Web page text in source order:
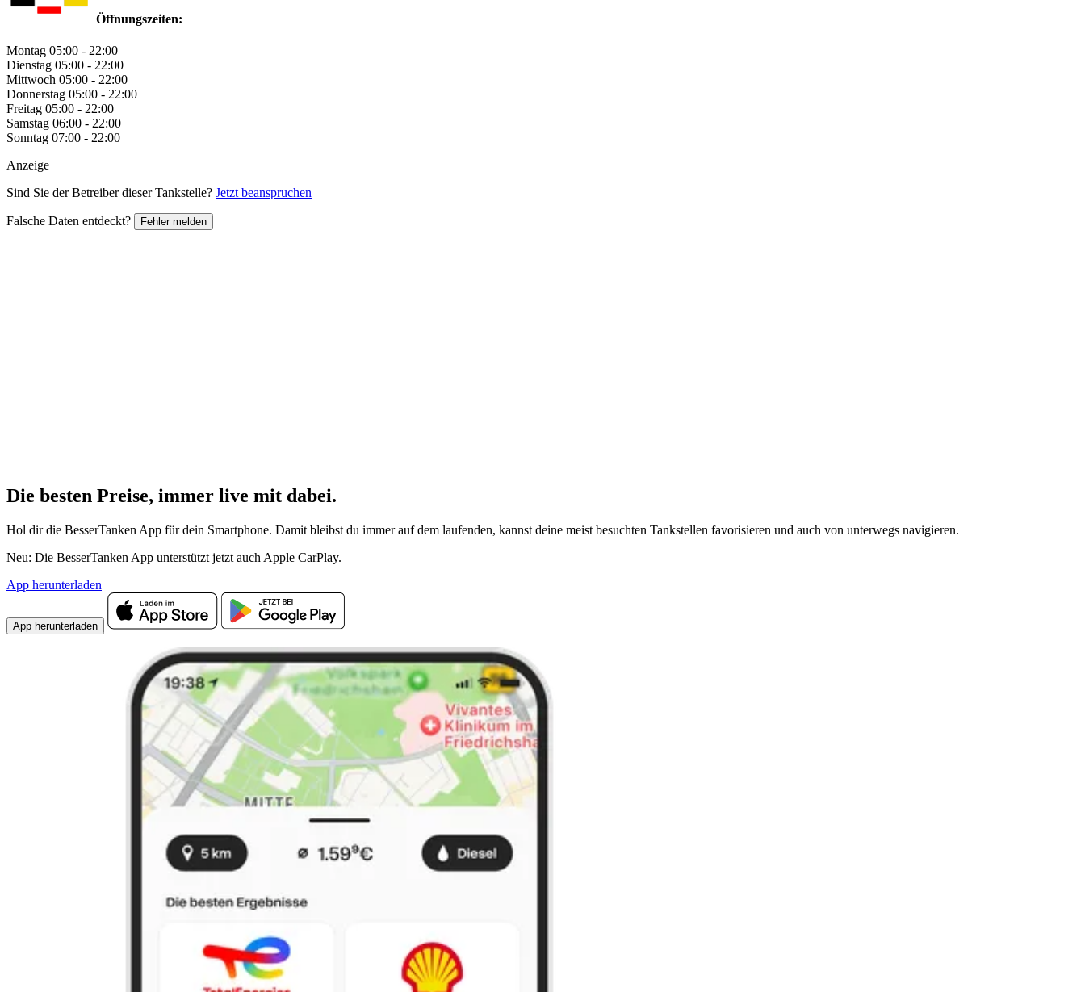
Öffnungszeiten:
Montag 05:00 - 22:00
Dienstag 05:00 - 22:00
Mittwoch 05:00 - 22:00
Donnerstag 05:00 - 22:00
Freitag 05:00 - 22:00
Samstag 06:00 - 22:00
Sonntag 07:00 - 22:00
Anzeige
Sind Sie der Betreiber dieser Tankstelle? Jetzt beanspruchen
Falsche Daten entdeckt? Fehler melden
Die besten Preise, immer live mit dabei.
Hol dir die BesserTanken App für dein Smartphone. Damit bleibst du immer auf dem laufenden, kannst deine meist besuchten Tankstellen favorisieren und auch von unterwegs navigieren.
Neu: Die BesserTanken App unterstützt jetzt auch Apple CarPlay.
App herunterladen
App herunterladen